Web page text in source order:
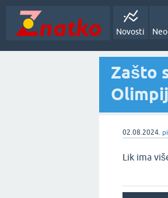
Novosti
Zašto
02.08.2024.
Lik ima